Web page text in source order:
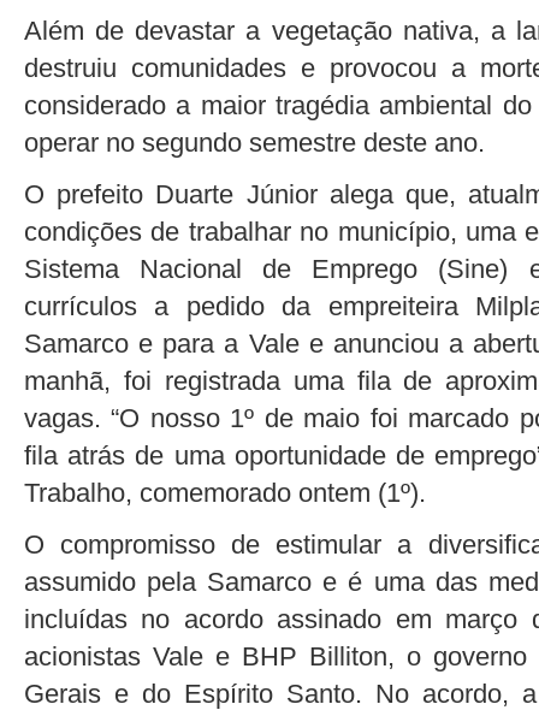
Além de devastar a vegetação nativa, a
destruiu comunidades e provocou a
considerado a maior tragédia ambiental
operar no segundo semestre deste ano.
O prefeito Duarte Júnior alega que,
condições de trabalhar no município, uma
Sistema Nacional de Emprego (Sine)
currículos a pedido da empreiteira
Samarco e para a Vale e anunciou a
manhã, foi registrada uma fila de
vagas. “O nosso 1º de maio foi marcado
fila atrás de uma oportunidade de
Trabalho, comemorado ontem (1º).
O compromisso de estimular a
assumido pela Samarco e é uma das
incluídas no acordo assinado em março
acionistas Vale e BHP Billiton, o
Gerais e do Espírito Santo. No acordo,